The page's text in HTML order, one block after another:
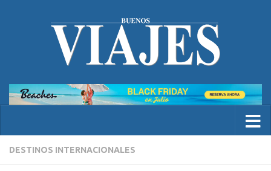
DESTINOS INTERNACIONALES